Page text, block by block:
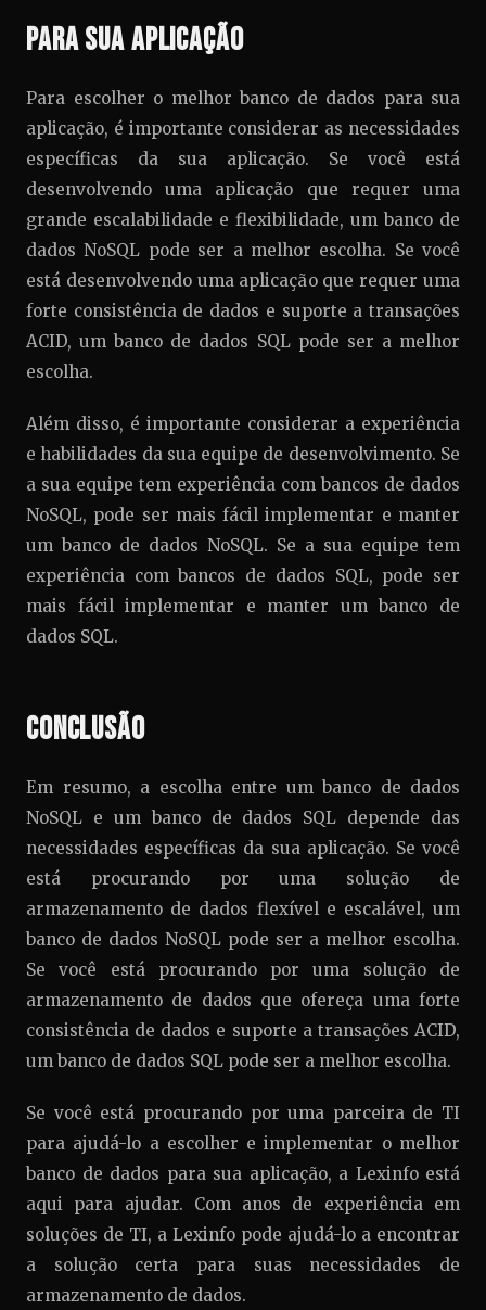
para sua Aplicação
Para escolher o melhor banco de dados para sua
aplicação, é importante considerar as necessidades
específicas da sua aplicação. Se você está
desenvolvendo uma aplicação que requer uma
grande escalabilidade e flexibilidade, um banco de
dados NoSQL pode ser a melhor escolha. Se você
está desenvolvendo uma aplicação que requer uma
forte consistência de dados e suporte a transações
ACID, um banco de dados SQL pode ser a melhor
escolha.
Além disso, é importante considerar a experiência
e habilidades da sua equipe de desenvolvimento. Se
a sua equipe tem experiência com bancos de dados
NoSQL, pode ser mais fácil implementar e manter
um banco de dados NoSQL. Se a sua equipe tem
experiência com bancos de dados SQL, pode ser
mais fácil implementar e manter um banco de
dados SQL.
Conclusão
Em resumo, a escolha entre um banco de dados
NoSQL e um banco de dados SQL depende das
necessidades específicas da sua aplicação. Se você
está procurando por uma solução de
armazenamento de dados flexível e escalável, um
banco de dados NoSQL pode ser a melhor escolha.
Se você está procurando por uma solução de
armazenamento de dados que ofereça uma forte
consistência de dados e suporte a transações ACID,
um banco de dados SQL pode ser a melhor escolha.
Se você está procurando por uma parceira de TI
para ajudá-lo a escolher e implementar o melhor
banco de dados para sua aplicação, a Lexinfo está
aqui para ajudar. Com anos de experiência em
soluções de TI, a Lexinfo pode ajudá-lo a encontrar
a solução certa para suas necessidades de
armazenamento de dados.